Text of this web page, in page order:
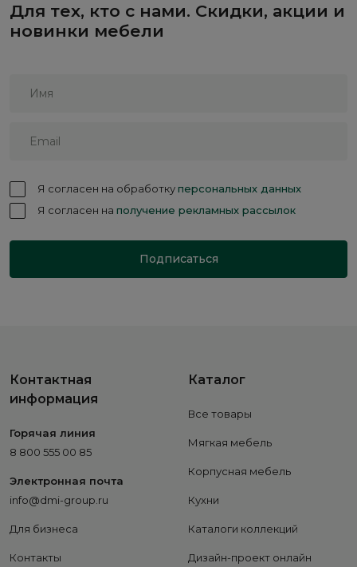
Для тех, кто с нами. Скидки, акции и
новинки мебели
Я согласен на обработкуперсональных данных
Я согласен на получение рекламных рассылок
Подписаться
Контактная
информация
Горячая линия
8 800 555 00 85
Электронная почта
info@dmi-group.ru
Для бизнеса
Контакты
Каталог
Все товары
Мягкая мебель
Корпусная мебель
Кухни
Каталоги коллекций
Дизайн-проект онлайн